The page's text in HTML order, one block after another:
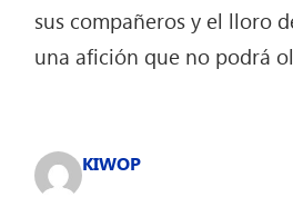
sus compañeros y el lloro
una afición que no podrá
KIWOP